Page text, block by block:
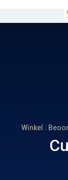
Winkel :